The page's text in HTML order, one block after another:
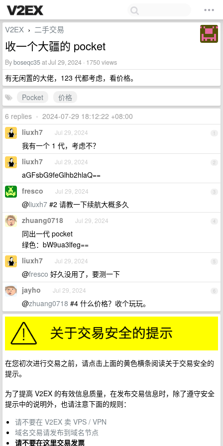
V2EX › 二手交易
收一个大疆的 pocket
Byboseqc35at Jul 29, 2024 · 1750 views
有无闲置的大佬，123 代都考虑，看价格。
Pocket
价格
6 replies • 2024-07-29 18:12:22 +08:00
1
liuxh7 Jul 29, 2024
我有一个 1 代，考虑不？
2
liuxh7 Jul 29, 2024
aGFsbG9feGlhb2hlaQ==
3
fresco Jul 29, 2024
@liuxh7 #2 请教一下续航大概多久
4
zhuang0718 Jul 29, 2024
同出一代 pocket
绿色：bW9ua3lfeg==
5
liuxh7 Jul 29, 2024
@fresco 好久没用了，要测一下
6
jayho Jul 29, 2024
@zhuang0718 #4 什么价格？收个玩玩。
在您初次进行交易之前，请点击上面的黄色横条阅读关于交易安全的
提示。
为了提高 V2EX 的有效信息质量，在发布交易信息时，除了遵守安全
提示中的说明外，也请注意下面的规则：
请不要在 V2EX 卖 VPS / VPN
域名交易请发布到域名节点
请不要在这里交易发票